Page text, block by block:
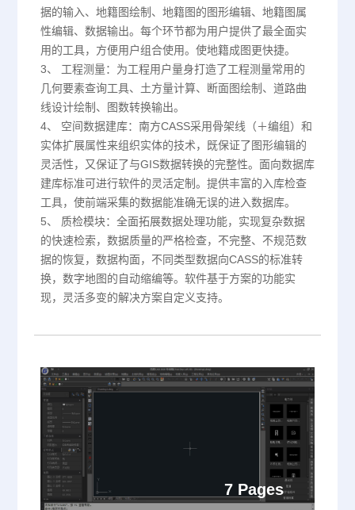
据的输入、地籍图绘制、地籍图的图形编辑、地籍图属
性编辑、数据输出。每个环节都为用户提供了最全面实
用的工具，方便用户组合使用。使地籍成图更快捷。
3、 工程测量：为工程用户量身打造了工程测量常用的
几何要素查询工具、土方量计算、断面图绘制、道路曲
线设计绘制、图数转换输出。
4、 空间数据建库：南方CASS采用骨架线（＋编组）和
实体扩展属性来组织实体的技术，既保证了图形编辑的
灵活性，又保证了与GIS数据转换的完整性。面向数据库
建库标准可进行软件的灵活定制。提供丰富的入库检查
工具，使前端采集的数据能准确无误的进入数据库。
5、 质检模块：全面拓展数据处理功能，实现复杂数据
的快速检索，数据质量的严格检查，不完整、不规范数
据的恢复，数据构面，不同类型数据向CASS的标准转
换，数字地图的自动缩编等。软件基于方案的功能实
现，灵活多变的解决方案自定义支持。
7 Pages